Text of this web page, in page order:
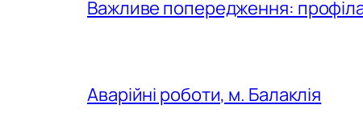
Важливе попередження:
Аварійні роботи, м. Балаклія